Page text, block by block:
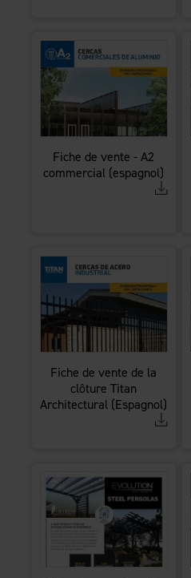
Fiche de vente - A2
commercial (espagnol)
Fiche de vente de la
clôture Titan
Architectural (Espagnol)